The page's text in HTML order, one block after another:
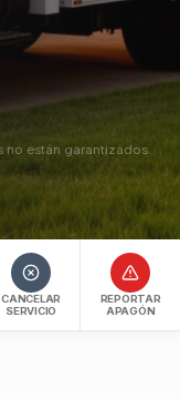
no están garantizados.
CANCELAR
SERVICIO
REPORTAR
APAGÓN